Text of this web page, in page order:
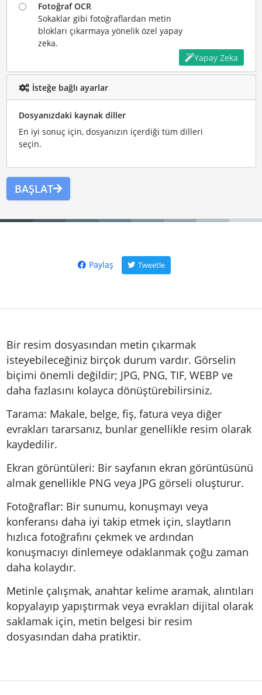
Fotoğraf OCR
Sokaklar gibi fotoğraflardan metin
blokları çıkarmaya yönelik özel yapay
zeka.
Yapay Zeka
İsteğe bağlı ayarlar
Dosyanızdaki kaynak diller
En iyi sonuç için, dosyanızın içerdiği tüm dilleri
seçin.
BAŞLAT
Paylaş Tweetle
Bir resim dosyasından metin çıkarmak
isteyebileceğiniz birçok durum vardır. Görselin
biçimi önemli değildir; JPG, PNG, TIF, WEBP ve
daha fazlasını kolayca dönüştürebilirsiniz.
Tarama: Makale, belge, fiş, fatura veya diğer
evrakları tararsanız, bunlar genellikle resim olarak
kaydedilir.
Ekran görüntüleri: Bir sayfanın ekran görüntüsünü
almak genellikle PNG veya JPG görseli oluşturur.
Fotoğraflar: Bir sunumu, konuşmayı veya
konferansı daha iyi takip etmek için, slaytların
hızlıca fotoğrafını çekmek ve ardından
konuşmacıyı dinlemeye odaklanmak çoğu zaman
daha kolaydır.
Metinle çalışmak, anahtar kelime aramak, alıntıları
kopyalayıp yapıştırmak veya evrakları dijital olarak
saklamak için, metin belgesi bir resim
dosyasından daha pratiktir.